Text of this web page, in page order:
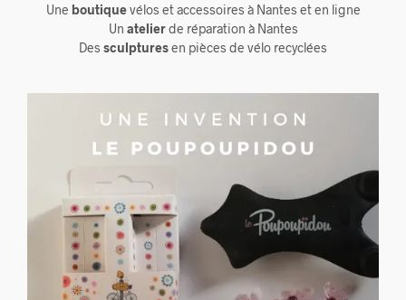
Une boutiquevélos et accessoires à Nantes et en ligne
Un atelierde réparation à Nantes
Des sculpturesen pièces de vélo recyclées